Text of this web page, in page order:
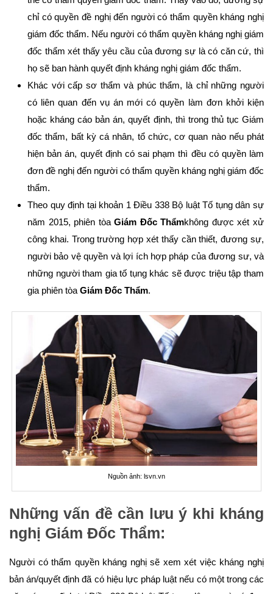
chỉ có quyền đề nghị đến người có thẩm quyền kháng nghị
giám đốc thẩm. Nếu người có thẩm quyền kháng nghị giám
đốc thẩm xét thấy yêu cầu của đương sự là có căn cứ, thì
họ sẽ ban hành quyết định kháng nghị giám đốc thẩm.
Khác với cấp sơ thẩm và phúc thẩm, là chỉ những người
có liên quan đến vụ án mới có quyền làm đơn khởi kiện
hoặc kháng cáo bản án, quyết định, thì trong thủ tục Giám
đốc thẩm, bất kỳ cá nhân, tổ chức, cơ quan nào nếu phát
hiện bản án, quyết định có sai phạm thì đều có quyền làm
đơn đề nghị đến người có thẩm quyền kháng nghị giám đốc
thẩm.
Theo quy định tại khoản 1 Điều 338 Bộ luật Tố tụng dân sự
năm 2015, phiên tòaGiám Đốc Thẩmkhông được xét xử
công khai. Trong trường hợp xét thấy cần thiết, đương sự,
người bảo vệ quyền và lợi ích hợp pháp của đương sư, và
những người tham gia tố tụng khác sẽ được triệu tập tham
gia phiên tòaGiám Đốc Thẩm.
Nguồn ảnh: lsvn.vn
Những vấn đề cần lưu ý khi kháng
nghị Giám Đốc Thẩm:
Người có thẩm quyền kháng nghị sẽ xem xét việc kháng nghị
bản án/quyết định đã có hiệu lực pháp luật nếu có một trong các